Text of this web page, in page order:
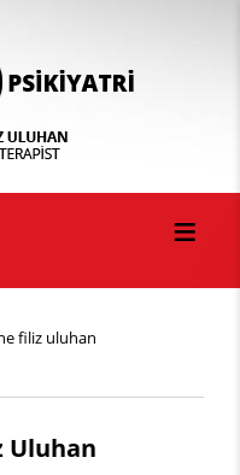
filiz uluhan
Uluhan